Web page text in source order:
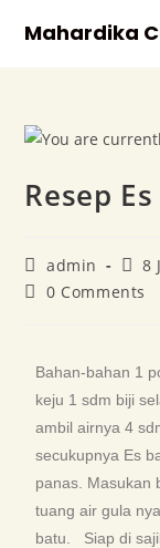
Mahardika
Resep
admin 8
0 Comments
Bahan-bahan 1
keju 1 sdm biji
ambil airnya 4
secukupnya Es
panas. Masukan
tuang air gula
batu. Siap di